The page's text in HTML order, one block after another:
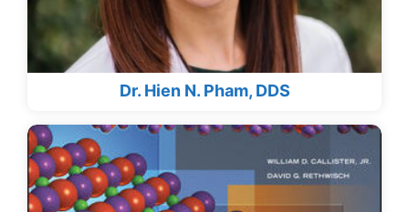
Dr. Hien N. Pham, DDS